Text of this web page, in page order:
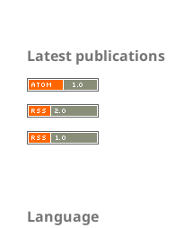
Latest publications
Language